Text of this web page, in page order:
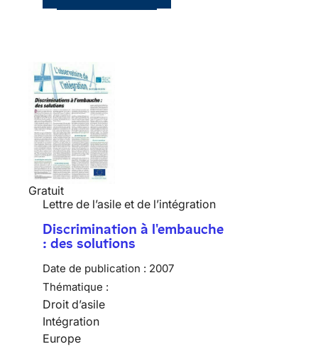
Gratuit
Lettre de l’asile et de l’intégration
Discrimination à l'embauche
: des solutions
Date de publication : 2007
Thématique :
Droit d’asile
Intégration
Europe